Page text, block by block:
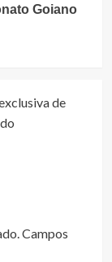
Goiano
de
Campos